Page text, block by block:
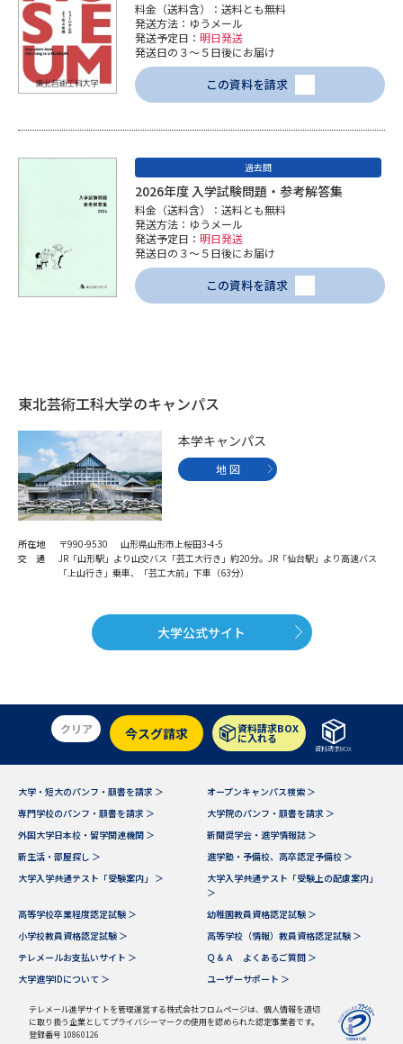
料金（送料含）：送料とも無料
発送方法：ゆうメール
発送予定日： 明日発送
発送日の３～５日後にお届け
この資料を請求
過去問
2026年度 入学試験問題・参考解答集
料金（送料含）：送料とも無料
発送方法：ゆうメール
発送予定日： 明日発送
発送日の３～５日後にお届け
この資料を請求
東北芸術工科大学のキャンパス
本学キャンパス
地 図
所在地
〒990-9530 山形県山形市上桜田3-4-5
交 通
JR「山形駅」より山交バス「芸工大行き」約20分。JR「仙台駅」より高速バス
「上山行き」乗車、「芸工大前」下車（63分）
大学公式サイト
クリア 今スグ請求 資料請求BOX
に入れる
資料請求BOX
大学・短大のパンフ・願書を請求 ＞
オープンキャンパス検索 ＞
専門学校のパンフ・願書を請求 ＞
大学院のパンフ・願書を請求 ＞
外国大学日本校・留学関連機関 ＞
新聞奨学会・進学情報誌 ＞
新生活・部屋探し ＞
進学塾・予備校、高卒認定予備校 ＞
大学入学共通テスト「受験案内」 ＞
大学入学共通テスト「受験上の配慮案内」
＞
高等学校卒業程度認定試験 ＞
幼稚園教員資格認定試験 ＞
小学校教員資格認定試験 ＞
高等学校（情報）教員資格認定試験 ＞
テレメールお支払いサイト ＞
Ｑ＆Ａ よくあるご質問 ＞
大学進学IDについて ＞
ユーザーサポート ＞
テレメール進学サイトを管理運営する株式会社フロムページは、個人情報を適切
に取り扱う企業としてプライバシーマークの使用を認められた認定事業者です。
登録番号 10860126